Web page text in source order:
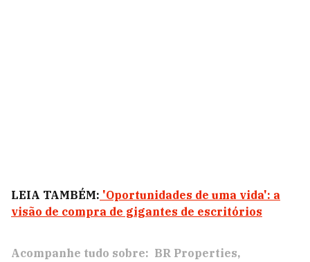
LEIA TAMBÉM: 'Oportunidades de uma vida': a
visão de compra de gigantes de escritórios
Acompanhe tudo sobre: BR Properties